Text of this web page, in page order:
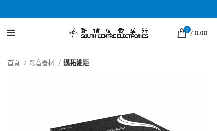
0 / 0.00
首頁 影音器材 邁拓維距